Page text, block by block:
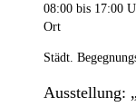
08:00 bis 17:00
Ort
Städt.
Ausstellung: